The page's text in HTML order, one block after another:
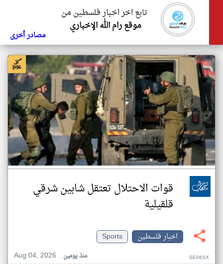
تابع اخر اخبار فلسطين من
موقع رام الله الإخباري
مصادر أخرى
قوات الاحتلال تعتقل شابين شرقي
قلقيلية
اخبار فلسطين
Sports
Aug 04, 2026
منذ يومين SE06SX